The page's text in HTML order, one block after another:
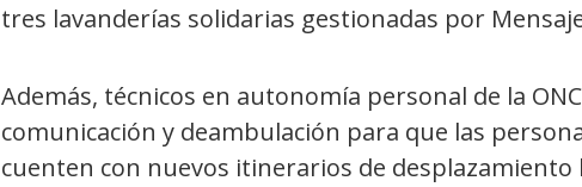
tres lavanderías solidarias gestionadas por
Además, técnicos en autonomía personal de la
comunicación y deambulación para que las
cuenten con nuevos itinerarios de desplazamiento